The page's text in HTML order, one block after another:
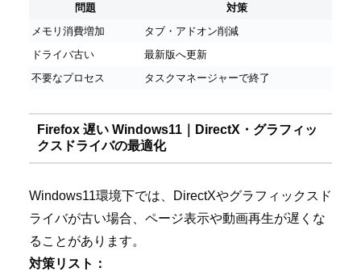
問題
対策
メモリ消費増加
タブ・アドオン削減
ドライバ古い
最新版へ更新
不要なプロセス
タスクマネージャーで終了
Firefox 遅い Windows11｜DirectX・グラフィッ
クスドライバの最適化
Windows11環境下では、DirectXやグラフィックスド
ライバが古い場合、ページ表示や動画再生が遅くな
ることがあります。
対策リスト：